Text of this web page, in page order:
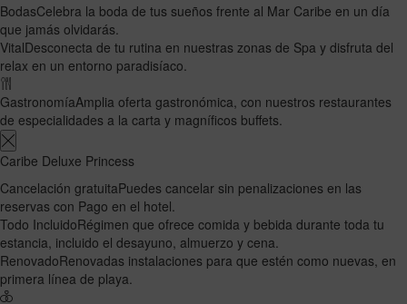
BodasCelebra la boda de tus sueños frente al Mar Caribe en un día
que jamás olvidarás.
VitalDesconecta de tu rutina en nuestras zonas de Spa y disfruta del
relax en un entorno paradisíaco.
GastronomíaAmplia oferta gastronómica, con nuestros restaurantes
de especialidades a la carta y magníficos buffets.
Caribe Deluxe Princess
Cancelación gratuitaPuedes cancelar sin penalizaciones en las
reservas con Pago en el hotel.
Todo IncluidoRégimen que ofrece comida y bebida durante toda tu
estancia, incluido el desayuno, almuerzo y cena.
RenovadoRenovadas instalaciones para que estén como nuevas, en
primera línea de playa.